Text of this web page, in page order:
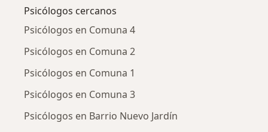
Psicólogos cercanos
Psicólogos en Comuna 4
Psicólogos en Comuna 2
Psicólogos en Comuna 1
Psicólogos en Comuna 3
Psicólogos en Barrio Nuevo Jardín